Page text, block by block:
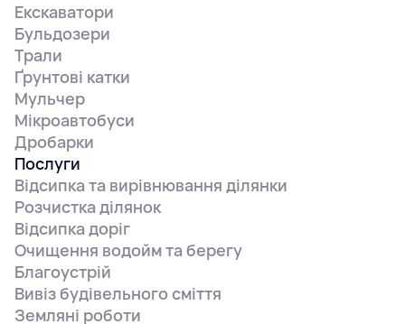
Екскаватори
Бульдозери
Трали
Ґрунтові катки
Мульчер
Мікроавтобуси
Дробарки
Послуги
Відсипка та вирівнювання ділянки
Розчистка ділянок
Відсипка доріг
Очищення водойм та берегу
Благоустрій
Вивіз будівельного сміття
Земляні роботи